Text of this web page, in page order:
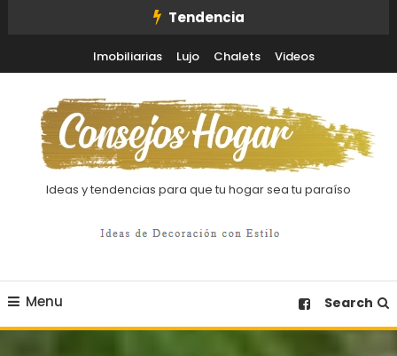
Tendencia
Imobiliarias Lujo Chalets Videos
Ideas y tendencias para que tu hogar sea tu paraíso
Menu Search